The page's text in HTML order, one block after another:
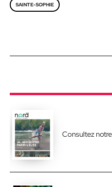
SAINTE-SOPHIE
Consultez